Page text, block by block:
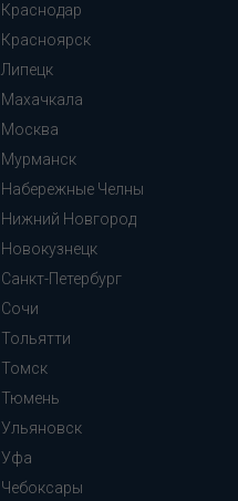
Краснодар
Красноярск
Липецк
Махачкала
Москва
Мурманск
Набережные Челны
Нижний Новгород
Новокузнецк
Санкт-Петербург
Сочи
Тольятти
Томск
Тюмень
Ульяновск
Уфа
Чебоксары